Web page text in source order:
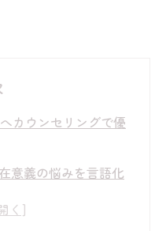
カウンセリングで優
意義の悩みを言語化